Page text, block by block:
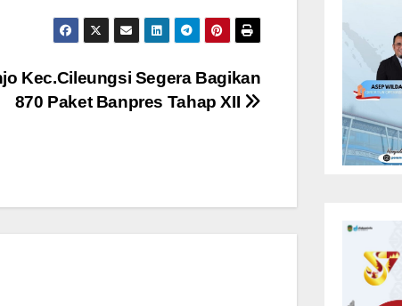
Kec.Cileungsi Segera Bagikan
870 Paket Banpres Tahap XII